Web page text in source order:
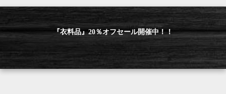
『衣料品』20％オフセール開催中！！